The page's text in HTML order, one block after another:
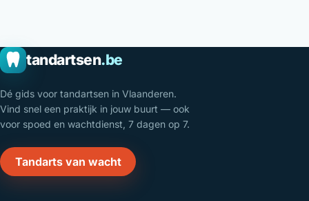
tandartsen.be
Dé gids voor tandartsen in Vlaanderen.
Vind snel een praktijk in jouw buurt — ook
voor spoed en wachtdienst, 7 dagen op 7.
Tandarts van wacht